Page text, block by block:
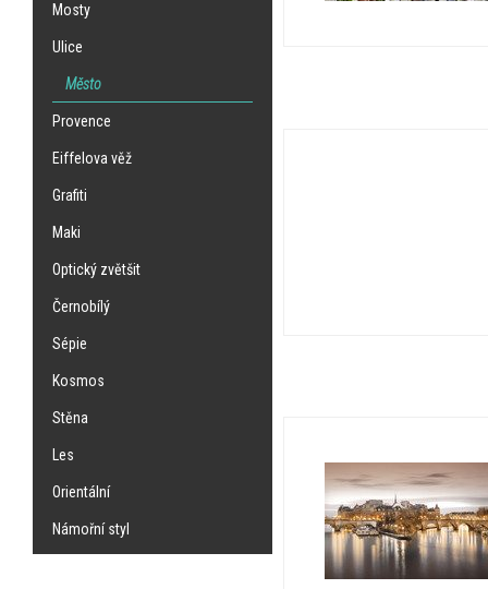
Mosty
Ulice
Město
Provence
Eiffelova věž
Grafiti
Maki
Optický zvětšit
Černobílý
Sépie
Kosmos
Stěna
Les
Orientální
Námořní styl